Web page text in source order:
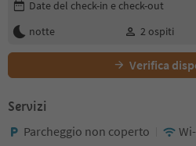
Date del check-in e check-out
notte
2 ospiti
Verifica
Servizi
Parcheggio non coperto